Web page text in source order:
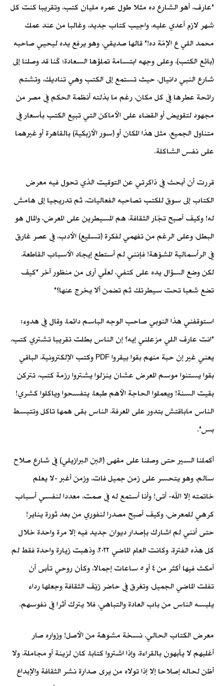
"عارف، أهو الشارع ده مثلا طول عمره مليان كتب، وتقريبا كنت كل
شهر لازم أعدي عليه، واجيب كتاب جديد، وغالبا من عند عمك
محمد اللي ع الإمّة ده!" قالها صديقي، وهو يرفع يده ليحيي صاحبه
(بائع الكتب)، وعلى وجهه ابتسامة تملؤها السعادة؛ كّنا قد وصلنا إلى
شارع النبي دانيال، حيث تستمع إلى الكتب وهي تناديك، وتشتم
رائحة عطرها في كل مكان، رغم ما بذلته أنظمة الحكم في مصر من
مجهود لتقويض أو القضاء على الأماكن التي تبيع الكتب بأسعار في
متناول الجميع، مثل هذا المكان أو (سور الأزبكية) بالقاهرة أو غيرهما
على نفس الشاكلة.
قررت أن أبحث في ذاكرتي عن التوقيت الذي تحول فيه معرض
الكتاب إلى سوق للكتب تصاحبه الفعاليات، ثم تدريجيا إلى هامش
له! وكيف أصبح تجّار الثقافة، هم المسيطرين على المعرض، والمال هو
البطل، وعلى الرغم من تفهمي لفكرة (تسليع) الأدب، في عصر غارق
في الرأسمالية المشوّهة! فإنني لم أستطع إيجاد الأسباب القاطعة،
لكن وضع السؤال يده على كتفي، لعلّي أرى من منظور آخر "كيف
تضع شعبا تحت سيطرتك ثم تضمن ألا يخرج عنها؟"
استوقفني هذا النوبي صاحب الوجه الباسم دائما، وقال في هدوء:
"انت عارف اللي مزعلني إيه؟ إن الناس بطلت تقريبا تشتري كتب،
يعني غير إن حبة منهم بقوا بيقروا PDF وكتب الإلكترونية، الباقي
بقوا يستنوا موسم المعرض عشان ينزلوا يشتروا رزمة كتب، تتركن
بقيت السنة! ويعملوا الحاجة الأهم طبعا، يتفسحوا وياكلوا كشري!
الناس ماباقتش بتدور على المعرفة، الناس بقى همها تاكل وتتبسط
بس".
أكملنا السير حتى وصلنا على مقهى (البن البرازيلي) في شارع صلاح
سالم، وهو يتحسر على زمن جميل فات، وزمن أغبر -لا يعلم
خاتمته إلا الله- أتى! وأنا أستمع له في صمت، معددا لنفسي أسباب
كرهي للمعرض، وكيف أصبح مصدرا لنفوري من بعد ثورة يناير!
حتى أنني لم اشارك بإصدار ديوان جديد فيه إلا مرة واحدة خلال
كل هذه الفترة، وكانت العام الماضي ٢٠٢٢، وذهبت زيارة واحدة فقط لم
أمكث فيها أكثر من ٤ أو ٥ ساعات إجمالا، وكأن روحي تأبى أن
تفلت الماضي الجميل، وتغرق في حاضر زيّف الثقافة وجعلها رداء
يلبسه الناس من باب العادة والتباهي، فلا يترك أثرا في نفوسهم.
معرض الكتاب الحالي، نسخة مشوهة من الأصل! وزواره صار
أغلبهم لا يأبهون بالقراءة، وإذا اشتروا كتابا، كان لزينة أو مجاملة، ولا
أظن لحاله إصلاحا إلا إذا تولاه من يرى صدارة نشر الثقافة والإبداع